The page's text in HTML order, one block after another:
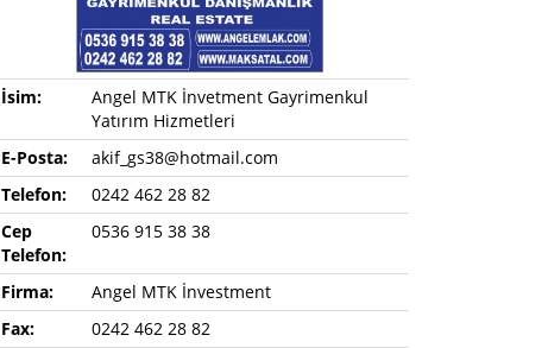
İsim:
Angel MTK İnvetment Gayrimenkul
Yatırım Hizmetleri
E-Posta:
akif_gs38@hotmail.com
Telefon:
0242 462 28 82
Cep
Telefon:
0536 915 38 38
Firma:
Angel MTK İnvestment
Fax:
0242 462 28 82